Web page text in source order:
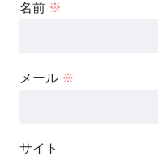
名前 ※
メール ※
サイト